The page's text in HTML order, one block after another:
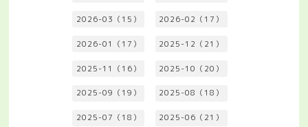
2026-03（15） 2026-02（17）
2026-01（17） 2025-12（21）
2025-11（16） 2025-10（20）
2025-09（19） 2025-08（18）
2025-07（18） 2025-06（21）